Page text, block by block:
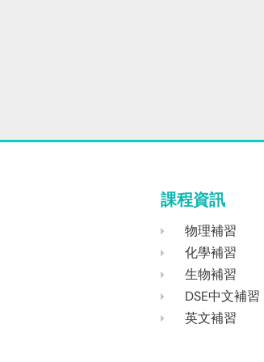
課程資訊
物理補習
化學補習
生物補習
DSE中文補習
英文補習